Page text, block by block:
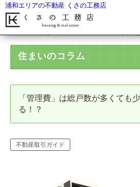
浦和エリアの不動産 くさの工務店
「管理費
住まいのコラム
「管理費」は総戸数が多くても
る！？
不動産取引ガイド